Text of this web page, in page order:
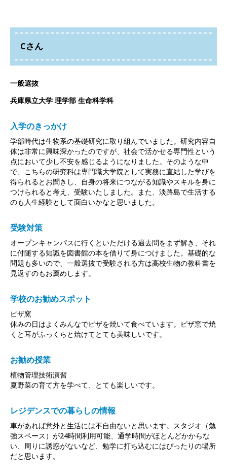
Cさん
一般選抜
兵庫県立大学 理学部 生命科学科
入学のきっかけ
学部時代は生物系の基礎研究に取り組んでいました。研究内容自
体は非常に興味深かったのですが、社会で活かせる専門性という
点において少し不安を感じるようになりました。そのような中
で、こちらの研究科は専門職大学院として実務に直結した学びを
得られるとお聞きし、自身の将来につながる知識やスキルを身に
つけられると考え、受験いたしました。また、淡路島で生活する
のも人生経験として面白いかなと思いました。
受験対策
オープンキャンパスに行くといただける過去問をまず解き、それ
に付随する知識を図書館の本を借りて身につけました。基礎的な
問題も多いので、一般選抜で受験される方は高校生物の教科書を
見返すのもお薦めします。
学校のお勧めスポット
ピザ窯
休みの日はよくみんなでピザを焼いて食べています。ピザ窯で焼
くと耳がふっくらと焼けてとても美味しいです。
お勧め授業
植物管理技術演習
夏野菜の育て方を学べて、とても楽しいです。
レジデンスでの暮らしの情報
車があれば意外と生活には不自由ないと思います。スタジオ（勉
強スペース）が24時間利用可能、通学時間がほとんどかからな
い、周りに誘惑がないなど、勉学に打ち込むにはぴったりの場所
だと思います。